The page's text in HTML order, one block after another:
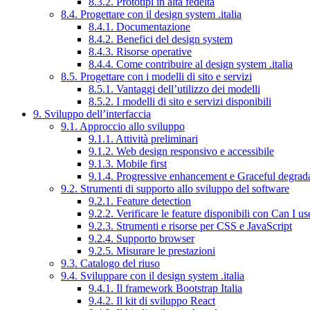
8.4. Progettare con il design system .italia
8.4.1. Documentazione
8.4.2. Benefici del design system
8.4.3. Risorse operative
8.4.4. Come contribuire al design system .italia
8.5. Progettare con i modelli di sito e servizi
8.5.1. Vantaggi dell’utilizzo dei modelli
8.5.2. I modelli di sito e servizi disponibili
9. Sviluppo dell’interfaccia
9.1. Approccio allo sviluppo
9.1.1. Attività preliminari
9.1.2. Web design responsivo e accessibile
9.1.3. Mobile first
9.1.4. Progressive enhancement e Graceful
9.2. Strumenti di supporto allo sviluppo del software
9.2.1. Feature detection
9.2.2. Verificare le feature disponibili con Can I
9.2.3. Strumenti e risorse per CSS e JavaScript
9.2.4. Supporto browser
9.2.5. Misurare le prestazioni
9.3. Catalogo del riuso
9.4. Sviluppare con il design system .italia
9.4.1. Il framework Bootstrap Italia
9.4.2. Il kit di sviluppo React